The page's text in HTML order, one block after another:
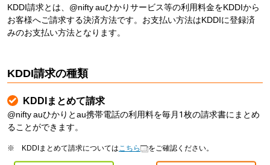
KDDI請求とは、@nifty auひかりサービス等の利用料金をKDDIから
お客様へご請求する決済方法です。お支払い方法はKDDIに登録済
みのお支払い方法となります。
KDDI請求の種類
KDDIまとめて請求
@nifty auひかりとau携帯電話の利用料を毎月1枚の請求書にまとめ
ることができます。
※ KDDIまとめて請求についてはこちら をご確認ください。